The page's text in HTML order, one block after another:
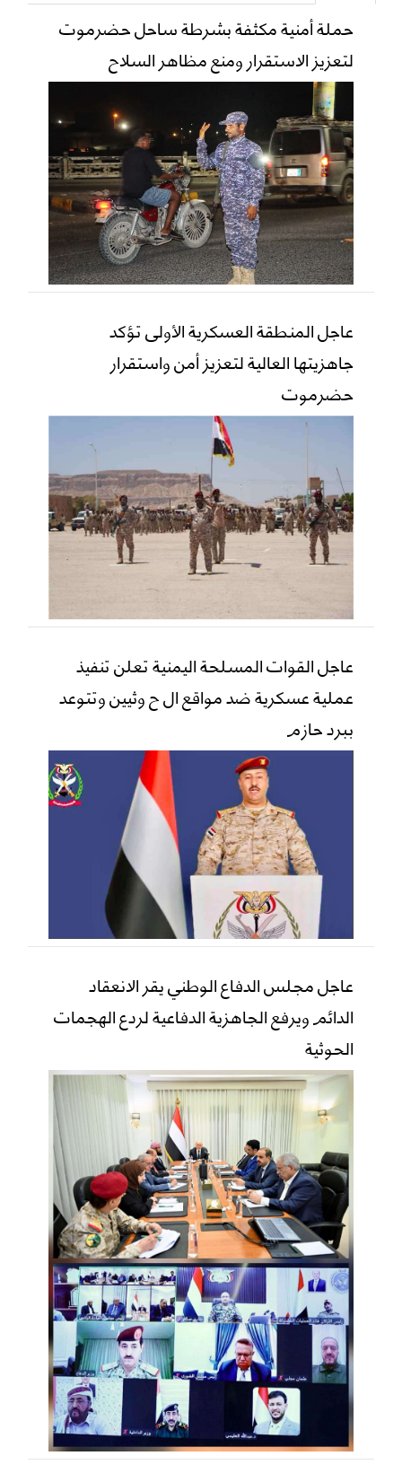
حملة أمنية مكثفة بشرطة ساحل حضرموت
لتعزيز الاستقرار ومنع مظاهر السلاح
عاجل المنطقة العسكرية الأولى تؤكد
جاهزيتها العالية لتعزيز أمن واستقرار
حضرموت
عاجل القوات المسلحة اليمنية تعلن تنفيذ
عملية عسكرية ضد مواقع ال ح وثيين وتتوعد
ببرد حازم
عاجل مجلس الدفاع الوطني يقر الانعقاد
الدائم ويرفع الجاهزية الدفاعية لردع الهجمات
الحوثية